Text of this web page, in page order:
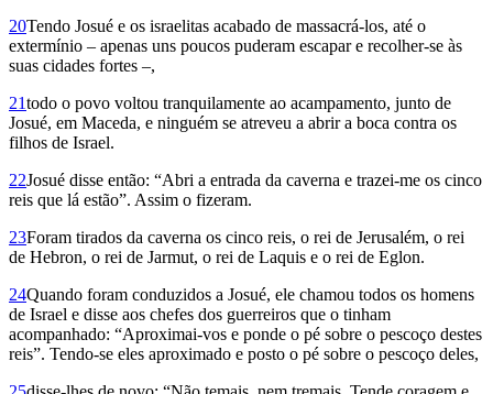
20Tendo Josué e os israelitas acabado de massa­crá-los, até o
extermínio – apenas uns pou­cos puderam escapar e recolher-se às
suas cidades fortes –,
21todo o povo voltou tranquilamente ao acampamento, junto de
Josué, em Maceda, e ninguém se atreveu a abrir a boca contra os
filhos de Israel.
22Josué disse então: “Abri a entrada da caverna e trazei-me os cinco
reis que lá estão”. Assim o fizeram.
23Foram tirados da caverna os cinco reis, o rei de Jerusalém, o rei
de Hebron, o rei de Jarmut, o rei de Laquis e o rei de Eglon.
24Quando foram conduzidos a Josué, ele chamou todos os homens
de Israel e disse aos chefes dos guerreiros que o tinham
acompanhado: “Aproximai-vos e ponde o pé sobre o pescoço destes
reis”. Tendo-se eles aproximado e posto o pé sobre o pescoço deles,